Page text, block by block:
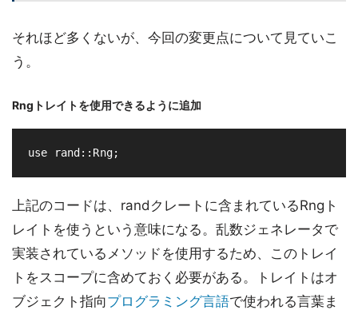
それほど多くないが、今回の変更点について見ていこ
う。
Rngトレイトを使用できるように追加
上記のコードは、randクレートに含まれているRngト
レイトを使うという意味になる。乱数ジェネレータで
実装されているメソッドを使用するため、このトレイ
トをスコープに含めておく必要がある。トレイトはオ
ブジェクト指向プログラミング言語で使われる言葉ま